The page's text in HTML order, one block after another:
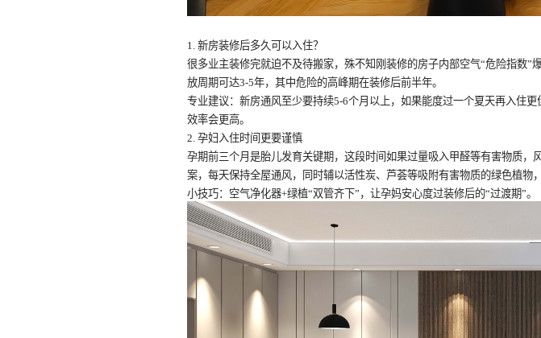
1. 新房装修后多久可以入住？
很多业主装修完就迫不及待搬家，殊不知刚装修的房子内部空气“危险指数”
放周期可达3-5年，其中危险的高峰期在装修后前半年。
专业建议：新房通风至少要持续5-6个月以上，如果能度过一个夏天再入住
效率会更高。
2. 孕妇入住时间更要谨慎
孕期前三个月是胎儿发育关键期，这段时间如果过量吸入甲醛等有害物质
案，每天保持全屋通风，同时辅以活性炭、芦荟等吸附有害物质的绿色植物
小技巧：空气净化器+绿植“双管齐下”，让孕妈安心度过装修后的“过渡期”。